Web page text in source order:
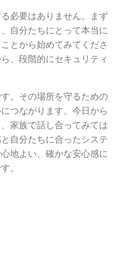
必要はありません。まず
自分たちにとって本当に
とから始めてみてくださ
、段階的にセキュリティ
。その場所を守るための
つながります。今日から
家族で話し合ってみては
自分たちに合ったシステ
地よい、確かな安心感に
。